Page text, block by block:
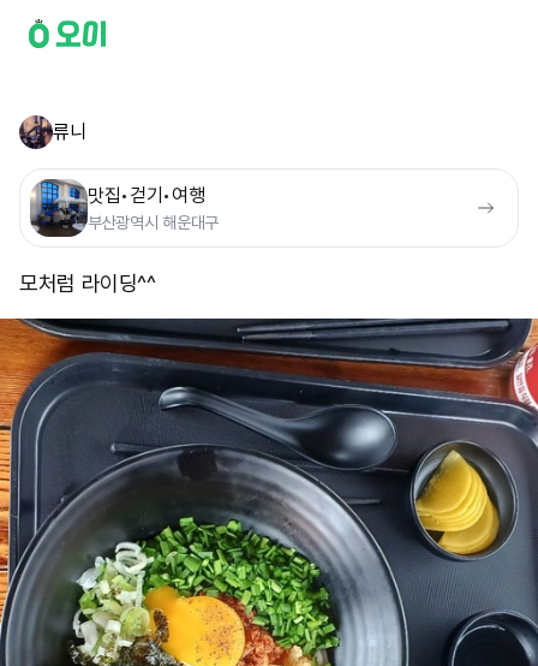
류니
맛집•걷기•여행
부산광역시 해운대구
모처럼 라이딩^^